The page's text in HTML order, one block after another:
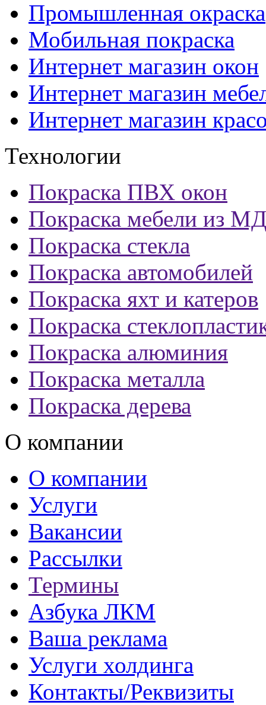
Промышленная окраска
Мобильная покраска
Интернет магазин окон
Интернет магазин
Интернет магазин
Технологии
Покраска ПВХ окон
Покраска мебели из
Покраска стекла
Покраска автомобилей
Покраска яхт и катеров
Покраска
Покраска алюминия
Покраска металла
Покраска дерева
О компании
О компании
Услуги
Вакансии
Рассылки
Термины
Азбука ЛКМ
Ваша реклама
Услуги холдинга
Контакты/Реквизиты